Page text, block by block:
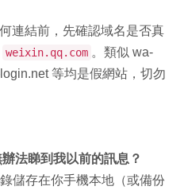
連結前，先確認域名是否真
weixin.qq.com 。類似 wa-
等均是假網站，切勿
法睇到我以前的訊息？
儲存在你手機本地（或備份